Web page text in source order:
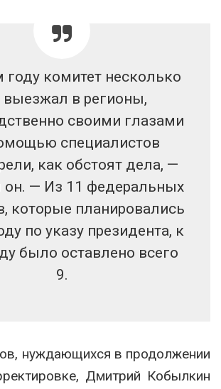
году комитет несколько
выезжал в регионы,
своими глазами
специалистов
как обстоят дела, —
он. — Из 11 федеральных
которые планировались
по указу президента, к
было оставлено всего
9.
нуждающихся в продолжении
Дмитрий Кобылкин